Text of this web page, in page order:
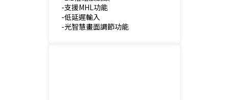
-支援MHL功能
-低延遲輸入
-光智慧畫面調節功能